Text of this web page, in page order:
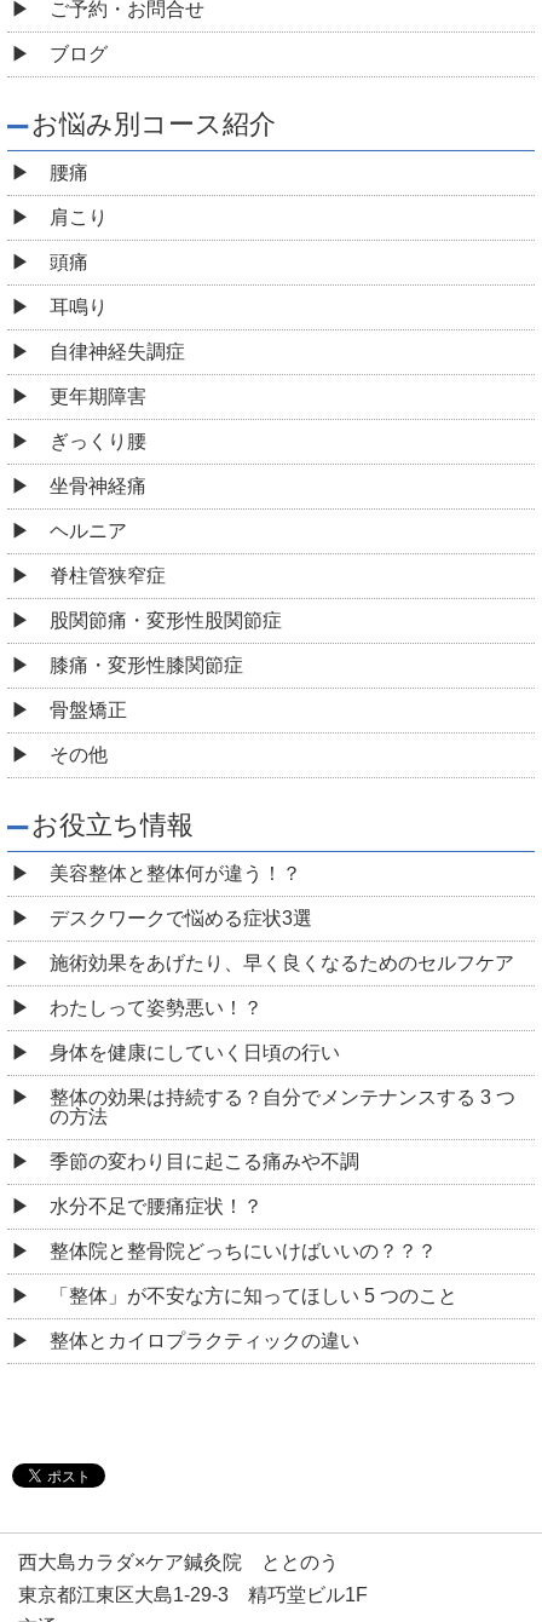
ご予約・お問合せ
ブログ
お悩み別コース紹介
腰痛
肩こり
頭痛
耳鳴り
自律神経失調症
更年期障害
ぎっくり腰
坐骨神経痛
ヘルニア
脊柱管狭窄症
股関節痛・変形性股関節症
膝痛・変形性膝関節症
骨盤矯正
その他
お役立ち情報
美容整体と整体何が違う！？
デスクワークで悩める症状3選
施術効果をあげたり、早く良くなるためのセルフケア
わたしって姿勢悪い！？
身体を健康にしていく日頃の行い
整体の効果は持続する？自分でメンテナンスする 3 つ
の方法
季節の変わり目に起こる痛みや不調
水分不足で腰痛症状！？
整体院と整骨院どっちにいけばいいの？？？
「整体」が不安な方に知ってほしい 5 つのこと
整体とカイロプラクティックの違い
西大島カラダ×ケア鍼灸院 ととのう
東京都江東区大島1-29-3 精巧堂ビル1F